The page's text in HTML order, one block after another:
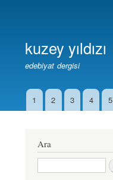
kuzey yıldızı
edebiyat dergisi
İkincil1 2 3 4 5
Ara
Ara